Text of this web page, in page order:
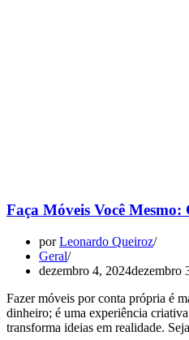
Faça Móveis Você Mesmo:
porLeonardo Queiroz
Geral
dezembro 4, 2024dezembro
Fazer móveis por conta própria é
dinheiro; é uma experiência
transforma ideias em realidade.